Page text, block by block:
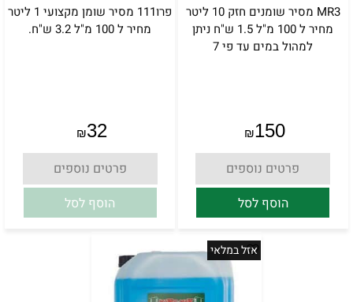
MR3 מסיר שומנים חזק 10 ליטר
מחיר ל 100 מ"ל 1.5 ש"ח ניתן
למהול במים עד פי 7
₪150
פרטים נוספים
הוסף לסל
פרו111 מסיר שומן מקצועי 1 ליטר
מחיר ל 100 מ"ל 3.2 ש"ח.
₪32
פרטים נוספים
הוסף לסל
אזל במלאי